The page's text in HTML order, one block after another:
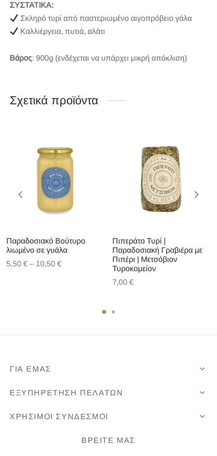
ΣΥΣΤΑΤΙΚΑ:
Σκληρό τυρί από παστεριωμένο αιγοπρόβειο γάλα
Καλλιέργεια, πυτιά, αλάτι
Βάρος: 900g (ενδέχεται να υπάρχει μικρή απόκλιση)
Σχετικά προϊόντα
Παραδοσιακό Βούτυρο
λιωμένο σε γυάλα
5,50 € – 10,50 €Price
Πιπεράτο Τυρί |
Παραδοσιακή Γραβιέρα με
Πιπέρι | Μετσόβιον
Τυροκομείον
7,00 €
ΓΙΑ ΕΜΑΣ
ΕΞΥΠΗΡΕΤΗΣΗ ΠΕΛΑΤΩΝ
ΧΡΗΣΙΜΟΙ ΣΥΝΔΕΣΜΟΙ
ΒΡΕΙΤΕ ΜΑΣ